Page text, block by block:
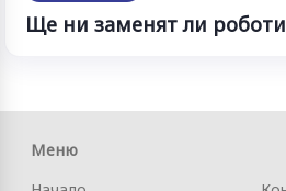
Ще ни заменят ли
Меню